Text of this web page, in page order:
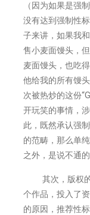
（因为如果是强
没有达到强制性
子来讲，如果我
售小麦面馒头，
麦面馒头，也吃
他给我的所有馒
次被热炒的这份
开玩笑的事情，
此，既然承认强
的范畴，那么单
之外，是说不通的
其次，版权的
个作品，投入了
的原因，推荐性